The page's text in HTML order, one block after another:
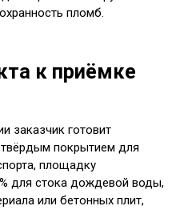
пломб.
к приёмке
заказчик готовит
покрытием для
площадку
для стока дождевой воды,
или бетонных плит,